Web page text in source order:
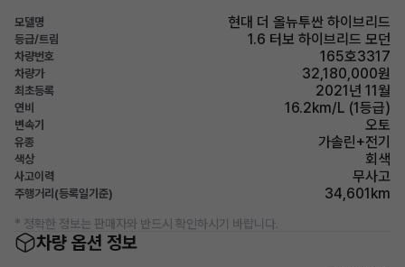
모델명 현대 더 올뉴투싼 하이브리드
등급/트림 1.6 터보 하이브리드 모던
차량번호 165호3317
차량가 32,180,000원
최초등록 2021년 11월
연비 16.2km/L (1등급)
변속기 오토
유종 가솔린+전기
색상 회색
사고이력 무사고
주행거리(등록일기준) 34,601km
* 정확한 정보는 판매자와 반드시 확인하시기 바랍니다.
차량 옵션 정보